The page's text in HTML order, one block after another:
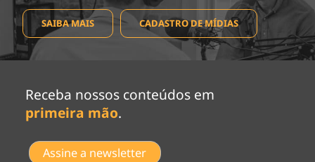
SAIBA MAIS CADASTRO DE MÍDIAS
Receba nossos conteúdos em
primeira mão.
Assine a newsletter